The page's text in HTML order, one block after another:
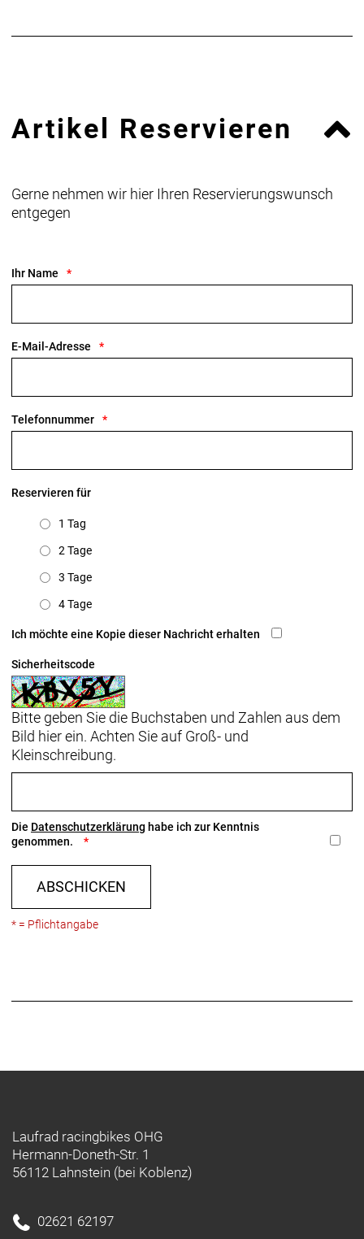
Artikel Reservieren
Gerne nehmen wir hier Ihren Reservierungswunsch
entgegen
Ihr Name
E-Mail-Adresse
Telefonnummer
Reservieren für
1 Tag
2 Tage
3 Tage
4 Tage
Ich möchte eine Kopie dieser Nachricht erhalten
Sicherheitscode
Bitte geben Sie die Buchstaben und Zahlen aus dem
Bild hier ein. Achten Sie auf Groß- und
Kleinschreibung.
Die Datenschutzerklärung habe ich zur Kenntnis
genommen.
ABSCHICKEN
* = Pflichtangabe
Laufrad racingbikes OHG
Hermann-Doneth-Str. 1
56112 Lahnstein (bei Koblenz)
02621 62197